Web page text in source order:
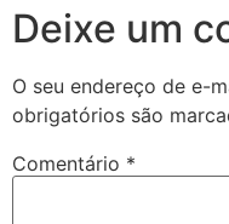
Deixe um
O seu endereço de e-
obrigatórios são
Comentário *